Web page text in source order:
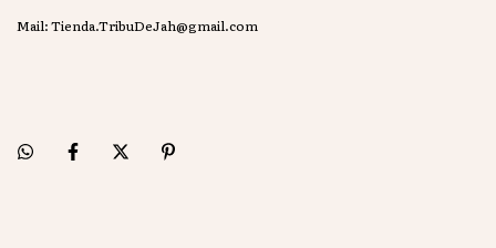
Mail:Tienda.TribuDeJah@gmail.com